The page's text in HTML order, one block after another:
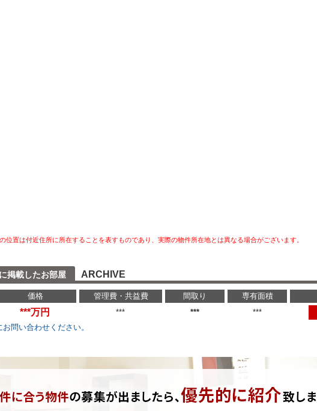
位置は付近住所に所在することを表すものであり、実際の物件所在地とは異なる場合がございます。
掲載したお部屋 ARCHIVE
価格 管理費・共益費 間取り 専有面積
***万円 *** *** ***
問い合わせください。